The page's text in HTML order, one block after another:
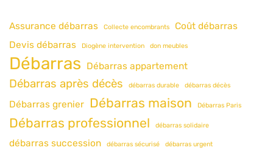
Assurance débarras Collecte encombrants
Coût débarras
Devis débarras
Diogène intervention don meubles
Débarras Débarras appartement
Débarras après décès débarras durable débarras décès
Débarras grenier Débarras maison Débarras Paris
Débarras professionnel débarras solidaire
débarras succession débarras sécurisé débarras urgent